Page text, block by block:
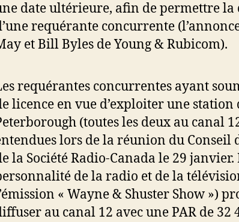
date ultérieure, afin de permettre
requérante concurrente
et Bill Byles de Young & Rubicom).
requérantes concurrentes ayant
licence en vue d’exploiter une station
(toutes les deux au canal
lors de la réunion du Conseil
la Société Radio-Canada le 29 janvier.
de la radio et de la
« Wayne & Shuster Show »)
au canal 12 avec une PAR de 32